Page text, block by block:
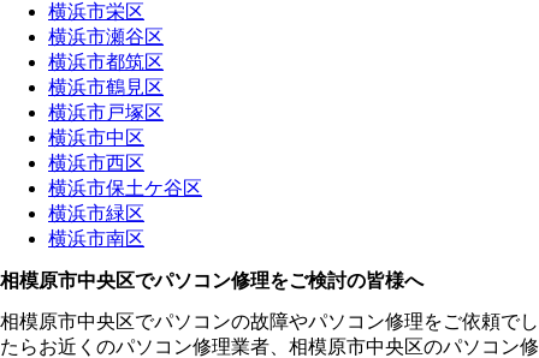
横浜市栄区
横浜市瀬谷区
横浜市都筑区
横浜市鶴見区
横浜市戸塚区
横浜市中区
横浜市西区
横浜市保土ケ谷区
横浜市緑区
横浜市南区
相模原市中央区でパソコン修理をご検討の皆様へ
相模原市中央区でパソコンの故障やパソコン修理をご依頼でし
たらお近くのパソコン修理業者、相模原市中央区のパソコン修